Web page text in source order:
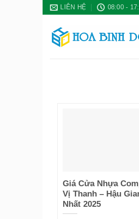
Bỏ
dung
LIÊN HỆ 08:00 -
Giá Cửa Nhựa
Vị Thanh – Hậu
Nhất 2025